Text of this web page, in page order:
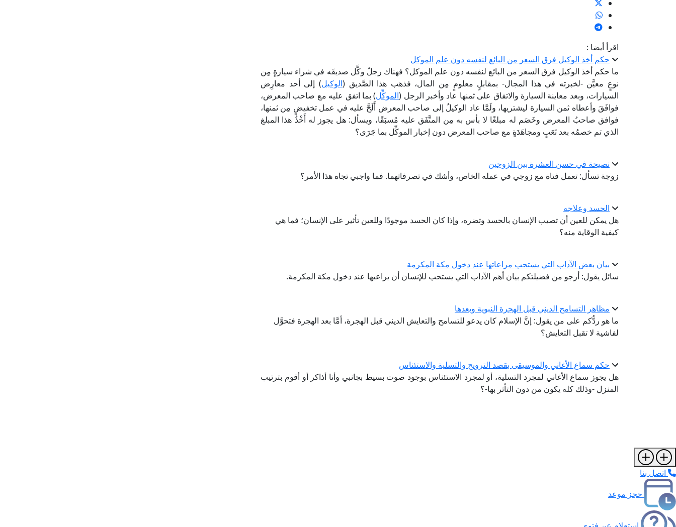
اقرأ أيضا :
حكم أخذ الوكيل فرق السعر من البائع لنفسه دون علم الموكل
ما حكم أخذ الوكيل فرق السعر من البائع لنفسه دون علم الموكل؟ فهناك رجلٌ وكَّل صديقَه في شراء سيارةٍ مِن
نوعٍ معيَّن -لخبرته في هذا المجال- بمقابلٍ معلومٍ مِن المال، فذهب هذا الصَّديق (الوكيل) إلى أحد معارِض
السيارات، وبعد معاينة السيارة والاتفاق على ثمنها عاد وأخبر الرجل (الموكِّل) بما اتفق عليه مع صاحب المعرض،
فوافَقَ وأعطاه ثمن السيارة ليشتريها، ولَمَّا عاد الوكيلُ إلى صاحب المعرض أَلَحَّ عليه في عمل تخفيضٍ مِن ثمنها،
فوافق صاحبُ المعرض وخَصَم له مبلغًا لا بأس به مِن المتَّفَق عليه مُسبَقًا، ويسأل: هل يجوز له أَخْذُ هذا المبلغ
الذي تم خصمُه بعد تَعَبٍ ومجاهَدَةٍ مع صاحب المعرض دون إخبار الموكِّل بما جَرَى؟
نصيحة في حسن العشرة بين الزوجين
زوجة تسأل: تعمل فتاة مع زوجي في عمله الخاص، وأشك في تصرفاتهما. فما واجبي تجاه هذا الأمر؟
الحسد وعلاجه
هل يمكن للعين أن تصيب الإنسان بالحسد وتضره، وإذا كان الحسد موجودًا وللعين تأثير على الإنسان؛ فما هي
كيفية الوقاية منه؟
بيان بعض الآداب التي يستحب مراعاتها عند دخول مكة المكرمة
سائل يقول: أرجو من فضيلتكم بيان أهم الآداب التي يستحب للإنسان أن يراعيها عند دخول مكة المكرمة.
مظاهر التسامح الديني قبل الهجرة النبوية وبعدها
ما هو ردُّكم على من يقول: إنَّ الإسلام كان يدعو للتسامح والتعايش الديني قبل الهجرة، أمَّا بعد الهجرة فتحوَّل
لفاشية لا تقبل التعايش؟
حكم سماع الأغاني والموسيقى بقصد الترويح والتسلية والاستئناس
هل يجوز سماع الأغاني لمجرد التسلية، أو لمجرد الاستئناس بوجود صوت بسيط بجانبي وأنا أذاكر أو أقوم بترتيب
المنزل -وذلك كله يكون من دون التأثر بها-؟
اتصل بنا
حجز موعد